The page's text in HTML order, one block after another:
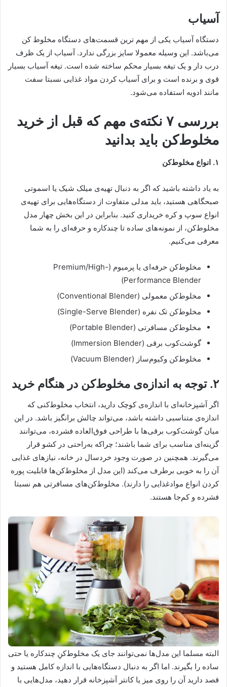
آسیاب
دستگاه آسیاب یکی از مهم ترین قسمت‌های دستگاه مخلوط کن
می‌باشد. این وسیله معمولا سایز بزرگی ندارد. آسیاب از یک ظرف
درب دار و یک تیغه بسیار محکم ساخته شده است. تیغه آسیاب بسیار
قوی و برنده است و برای آسیاب کردن مواد غذایی نسبتا سفت
مانند ادویه استفاده می‌شود.
بررسی ۷ نکته‌ی مهم که قبل از خرید
مخلوط‌کن باید بدانید
۱. انواع مخلوط‌کن
به یاد داشته باشید که اگر به دنبال تهیه‌ی میلک شیک یا اسموتی
صبحگاهی هستید، باید مدلی متفاوت از دستگاه‌هایی برای تهیه‌ی
انواع سوپ و کره خریداری کنید. بنابراین در این بخش چهار مدل
مخلوط‌کن، از نمونه‌های ساده تا چندکاره و حرفه‌ای را به شما
معرفی می‌کنیم.
مخلوط‌کن حرفه‌ای یا پرمیوم (Premium/High-
Performance Blender)
مخلوط‌کن معمولی (Conventional Blender)
مخلوط‌کن تک نفره (Single-Serve Blender)
مخلوط‌کن مسافرتی (Portable Blender)
گوشت‌کوب برقی (Immersion Blender)
مخلوط‌کن وکیوم‌ساز (Vacuum Blender)
۲. توجه به اندازه‌ی مخلوط‌کن در هنگام خرید
اگر آشپزخانه‌ای با اندازه‌ی کوچک دارید، انتخاب مخلوط‌کنی که
اندازه‌ی متناسبی داشته باشد، می‌تواند چالش برانگیز باشد. در این
میان گوشت‌کوب برقی‌ها با طراحی فوق‌العاده فشرده‌، می‌توانند
گزینه‌ای مناسب برای شما باشند؛ چراکه به‌راحتی در کشو قرار
می‌گیرند. همچنین در صورت وجود خردسال در خانه، نیازهای غذایی
آن را به خوبی برطرف می‌کند (این مدل از مخلوط‌کن‌ها قابلیت پوره
کردن انواع موادغذایی را دارند). مخلوط‌کن‌های مسافرتی هم نسبتا
فشرده و کم‌جا هستند.
البته مسلما این مدل‌ها نمی‌توانند جای یک مخلوط‌کنِ چندکاره یا حتی
ساده را بگیرند. اما اگر به دنبال دستگاه‌هایی با اندازه کامل هستید و
قصد دارید آن را روی میز یا کانتر آشپزخانه قرار دهید، مدل‌هایی با